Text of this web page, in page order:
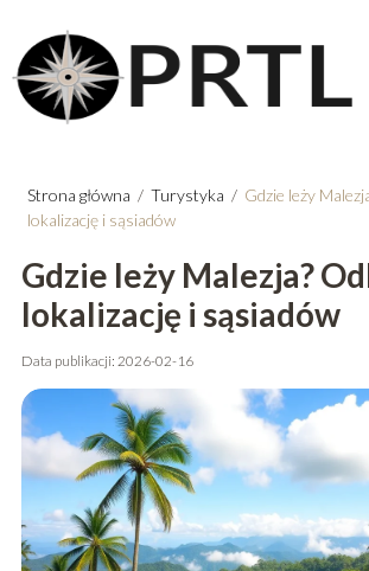
Strona główna / Turystyka / Gdzie leży
lokalizację i sąsiadów
Gdzie leży Malezja?
lokalizację i sąsiadów
Data publikacji: 2026-02-16